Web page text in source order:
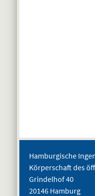
Hamburgische
Körperschaft des
Grindelhof 40
20146 Hamburg